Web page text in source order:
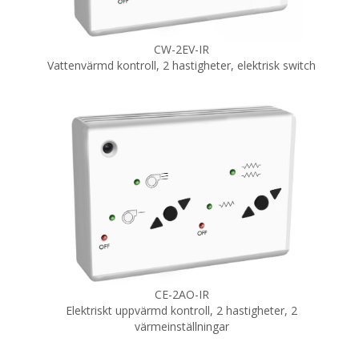
CW-2EV-IR
Vattenvärmd kontroll, 2 hastigheter, elektrisk switch
CE-2AO-IR
Elektriskt uppvärmd kontroll, 2 hastigheter, 2
värmeinställningar